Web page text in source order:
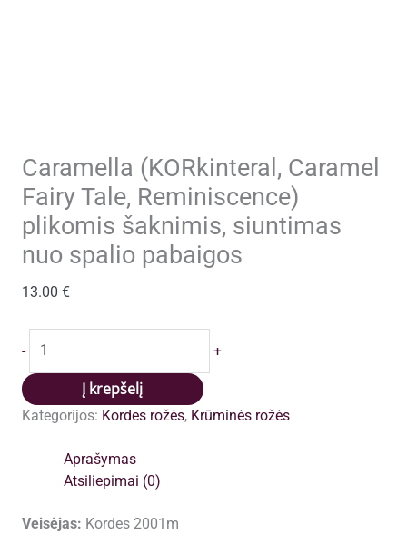
Caramella (KORkinteral, Caramel
Fairy Tale, Reminiscence)
plikomis šaknimis, siuntimas
nuo spalio pabaigos
13.00 €
-
kiekis:
Caramella
(KORkinteral,
Caramel
Reminiscence)
šaknimis,
+
Į krepšelį
Kategorijos: Kordes rožės, Krūminės rožės
Aprašymas
Atsiliepimai (0)
Veisėjas: Kordes 2001m